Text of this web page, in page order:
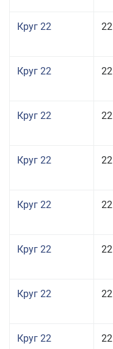
Круг 22 22
Круг 22 22
Круг 22 22
Круг 22 22
Круг 22 22
Круг 22 22
Круг 22 22
Круг 22 22